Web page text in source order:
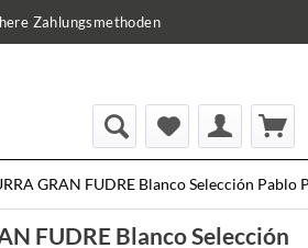
Zahlungsmethoden
GRAN FUDRE Blanco Selección Pablo
FUDRE Blanco Selección